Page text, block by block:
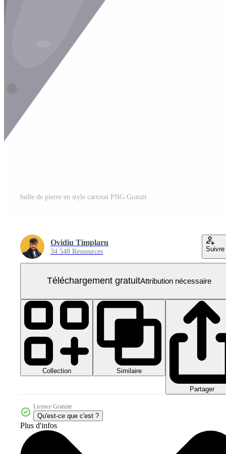
bulle de pierre en style cartoon PNG Gratuit
Ovidiu Timplaru
34 548 Ressources Suivre
Téléchargement gratuitAttribution nécessaire
Collection Similaire
Partager
Licence Gratuite
Qu'est-ce que c'est ?
Plus d'infos